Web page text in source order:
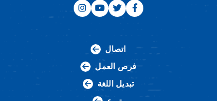
اتصال
فرص العمل
تبديل اللغة